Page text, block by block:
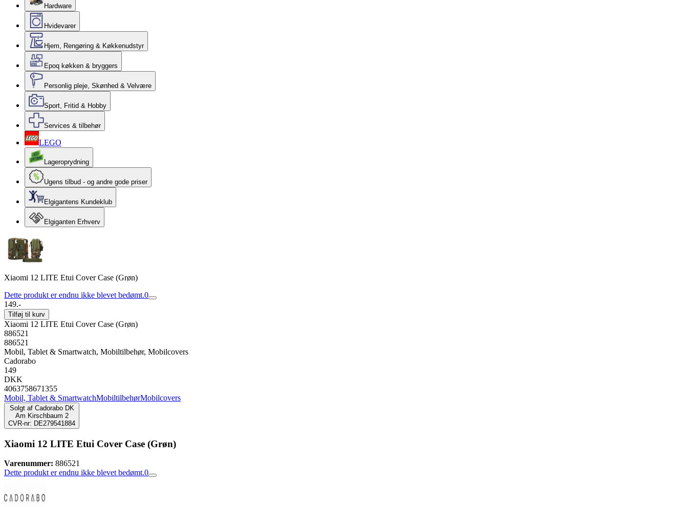
Hardware
Hvidevarer
Hjem, Rengøring & Køkkenudstyr
Epoq køkken & bryggers
Personlig pleje, Skønhed & Velvære
Sport, Fritid & Hobby
Services & tilbehør
LEGO
Lageroprydning
Ugens tilbud - og andre gode priser
Elgigantens Kundeklub
Elgiganten Erhverv
Xiaomi 12 LITE Etui Cover Case (Grøn)
Dette produkt er endnu ikke blevet bedømt.0
149.-
Tilføj til kurv
Xiaomi 12 LITE Etui Cover Case (Grøn)
886521
886521
Mobil, Tablet & Smartwatch, Mobiltilbehør, Mobilcovers
Cadorabo
149
DKK
4063758671355
Mobil, Tablet & SmartwatchMobiltilbehørMobilcovers
Solgt af Cadorabo DK
Am Kirschbaum 2
CVR-nr: DE279541884
Xiaomi 12 LITE Etui Cover Case (Grøn)
Varenummer: 886521
Dette produkt er endnu ikke blevet bedømt.0